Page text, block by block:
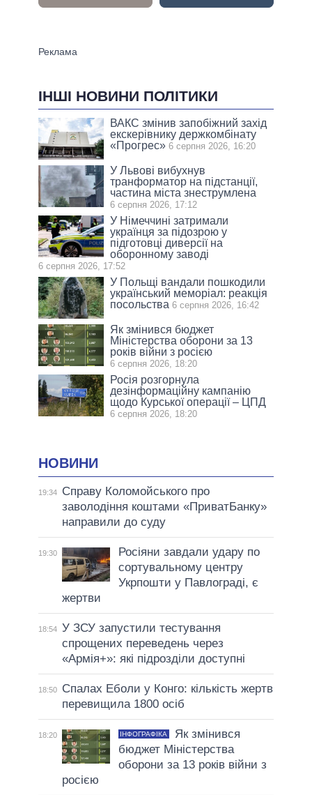
ІНШІ НОВИНИ ПОЛІТИКИ
ВАКС змінив запобіжний захід
екскерівнику держкомбінату
«Прогрес» 6 серпня 2026, 16:20
У Львові вибухнув
транформатор на підстанції,
частина міста знеструмлена
6 серпня 2026, 17:12
У Німеччині затримали
українця за підозрою у
підготовці диверсії на
оборонному заводі
6 серпня 2026, 17:52
У Польщі вандали пошкодили
український меморіал: реакція
посольства 6 серпня 2026, 16:42
Як змінився бюджет
Міністерства оборони за 13
років війни з росією
6 серпня 2026, 18:20
Росія розгорнула
дезінформаційну кампанію
щодо Курської операції – ЦПД
6 серпня 2026, 18:20
НОВИНИ
19:34
Справу Коломойського про
заволодіння коштами «ПриватБанку»
направили до суду
19:30
Росіяни завдали удару по
сортувальному центру
Укрпошти у Павлограді, є
жертви
18:54 У ЗСУ запустили тестування
спрощених переведень через
«Армія+»: які підрозділи доступні
18:50
Спалах Еболи у Конго: кількість жертв
перевищила 1800 осіб
18:20 ІНФОГРАФІКА
Як змінився
бюджет Міністерства
оборони за 13 років війни з
росією